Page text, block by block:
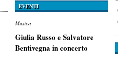
EVENTI
Musica
Giulia Russo e Salvatore
Bentivegna in concerto